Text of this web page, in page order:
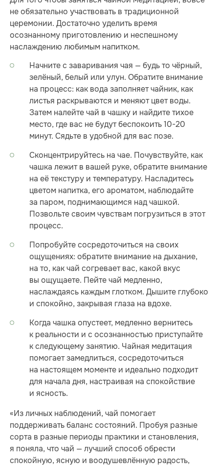
не обязательно участвовать в традиционной
церемонии. Достаточно уделить время
осознанному приготовлению и неспешному
наслаждению любимым напитком.
Начните с заваривания чая — будь то чёрный,
зелёный, белый или улун. Обратите внимание
на процесс: как вода заполняет чайник, как
листья раскрываются и меняют цвет воды.
Затем налейте чай в чашку и найдите тихое
место, где вас не будут беспокоить 10-20
минут. Сядьте в удобной для вас позе.
Сконцентрируйтесь на чае. Почувствуйте, как
чашка лежит в вашей руке, обратите внимание
на её текстуру и температуру. Насладитесь
цветом напитка, его ароматом, наблюдайте
за паром, поднимающимся над чашкой.
Позвольте своим чувствам погрузиться в этот
процесс.
Попробуйте сосредоточиться на своих
ощущениях: обратите внимание на дыхание,
на то, как чай согревает вас, какой вкус
вы ощущаете. Пейте чай медленно,
наслаждаясь каждым глотком. Дышите глубоко
и спокойно, закрывая глаза на вдохе.
Когда чашка опустеет, медленно вернитесь
к реальности и с осознанностью приступайте
к следующему занятию. Чайная медитация
помогает замедлиться, сосредоточиться
на настоящем моменте и идеально подходит
для начала дня, настраивая на спокойствие
и ясность.
«Из личных наблюдений, чай помогает
поддерживать баланс состояний. Пробуя разные
сорта в разные периоды практики и становления,
я поняла, что чай — лучший способ обрести
спокойную, ясную и воодушевлённую радость,